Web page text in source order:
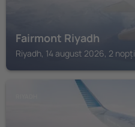
Fairmont Riyadh
Riyadh, 14 august 2026, 2 nopți